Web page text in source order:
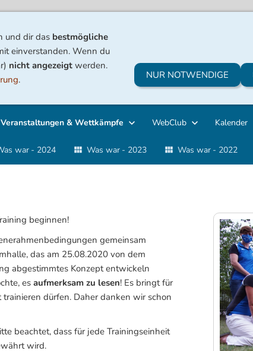
Veranstaltungen & Wettkämpfe WebClub Kalender
war - 2024 Was war - 2023 Was war - 2022
beginnen!
gemeinsam
das am 25.08.2020 von dem
abgestimmtes Konzept entwickeln
es aufmerksam zu lesen! Es bringt für
dürfen. Daher danken wir schon
beachtet, dass für jede Trainingseinheit
wird.
und dir das bestmögliche
einverstanden. Wenn du
nicht angezeigtwerden.
. NUR NOTWENDIGE